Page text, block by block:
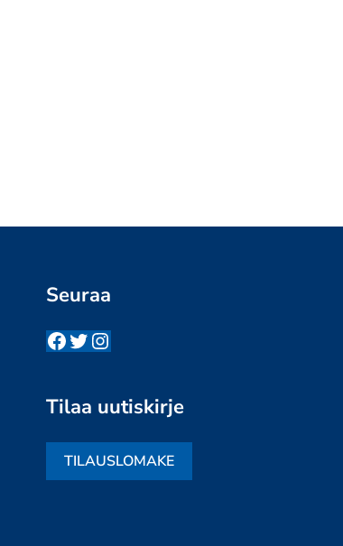
Seuraa
Facebook
Twitter
Instagram
Tilaa uutiskirje
TILAUSLOMAKE